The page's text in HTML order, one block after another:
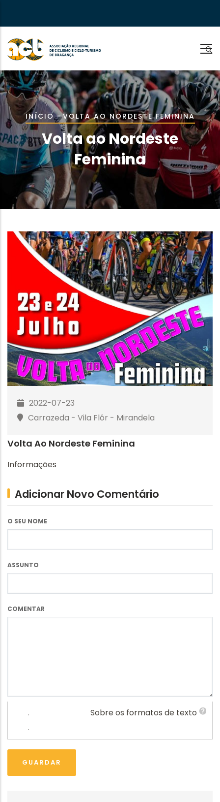
conteúdo
Navegação
estrutural
INÍCIO -VOLTA AO NORDESTE FEMININA
Volta ao Nordeste
Feminina
2022-07-23
Carrazeda - Vila Flôr - Mirandela
Volta Ao Nordeste Feminina
Informações
Adicionar Novo Comentário
O SEU NOME
ASSUNTO
COMENTAR
Sobre os formatos de texto
.
.